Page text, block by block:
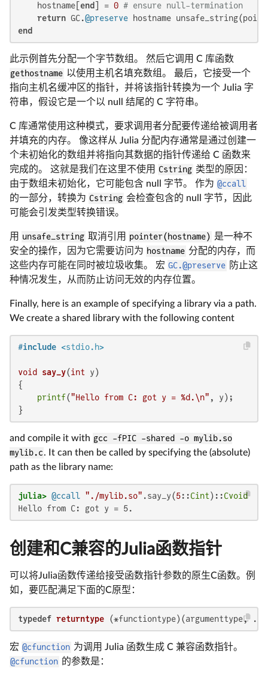
    hostname[
end ] = 0 # ensure null-termination
return GC.@preserve
end
此示例首先分配一个字节数组。 然后它调用 C 库函数
gethostname 以使用主机名填充数组。 最后，它接受一个
指向主机名缓冲区的指针，并将该指针转换为一个 Julia 字
符串，假设它是一个以 null 结尾的 C 字符串。
C 库通常使用这种模式，要求调用者分配要传递给被调用者
并填充的内存。 像这样从 Julia 分配内存通常是通过创建一
个未初始化的数组并将指向其数据的指针传递给 C 函数来
完成的。 这就是我们在这里不使用 Cstring 类型的原因：
由于数组未初始化，它可能包含 null 字节。 作为 @ccall
的一部分，转换为 Cstring 会检查包含的 null 字节，因此
可能会引发类型转换错误。
用 unsafe_string 取消引用 pointer(hostname) 是一种不
安全的操作，因为它需要访问为 hostname 分配的内存，而
这些内存可能在同时被垃圾收集。 宏 GC.@preserve 防止这
种情况发生，从而防止访问无效的内存位置。
Finally, here is an example of specifying a library via a path.
We create a shared library with the following content
#include <stdio.h>
void say_y(int y)
{
printf("Hello from C: got y = %d.\n" , y);
}
and compile it with gcc -fPIC -shared -o mylib.so
mylib.c. It can then be called by specifying the (absolute)
path as the library name:
julia> @ccall "./mylib.so" .say_y(5::Cint)::Cvoid
Hello from C: got y = 5.
创建和C兼容的Julia函数指针
可以将Julia函数传递给接受函数指针参数的原生C函数。例
如，要匹配满足下面的C原型：
typedef returntype (*functiontype)(argumenttype,
宏 @cfunction 为调用 Julia 函数生成 C 兼容函数指针。
@cfunction 的参数是：